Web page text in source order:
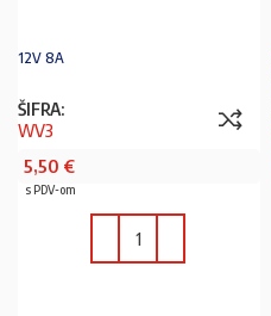
12V 8A
ŠIFRA:
WV3
5,50 €
s PDV-om